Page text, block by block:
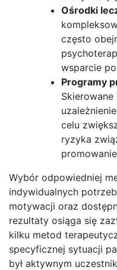
Ośrodki
często
wsparcie
Programy
celu
ryzyka
Wybór odpowiedniej
indywidualnych
motywacji oraz
rezultaty osiąga się
kilku metod
specyficznej sytuacji
był aktywnym